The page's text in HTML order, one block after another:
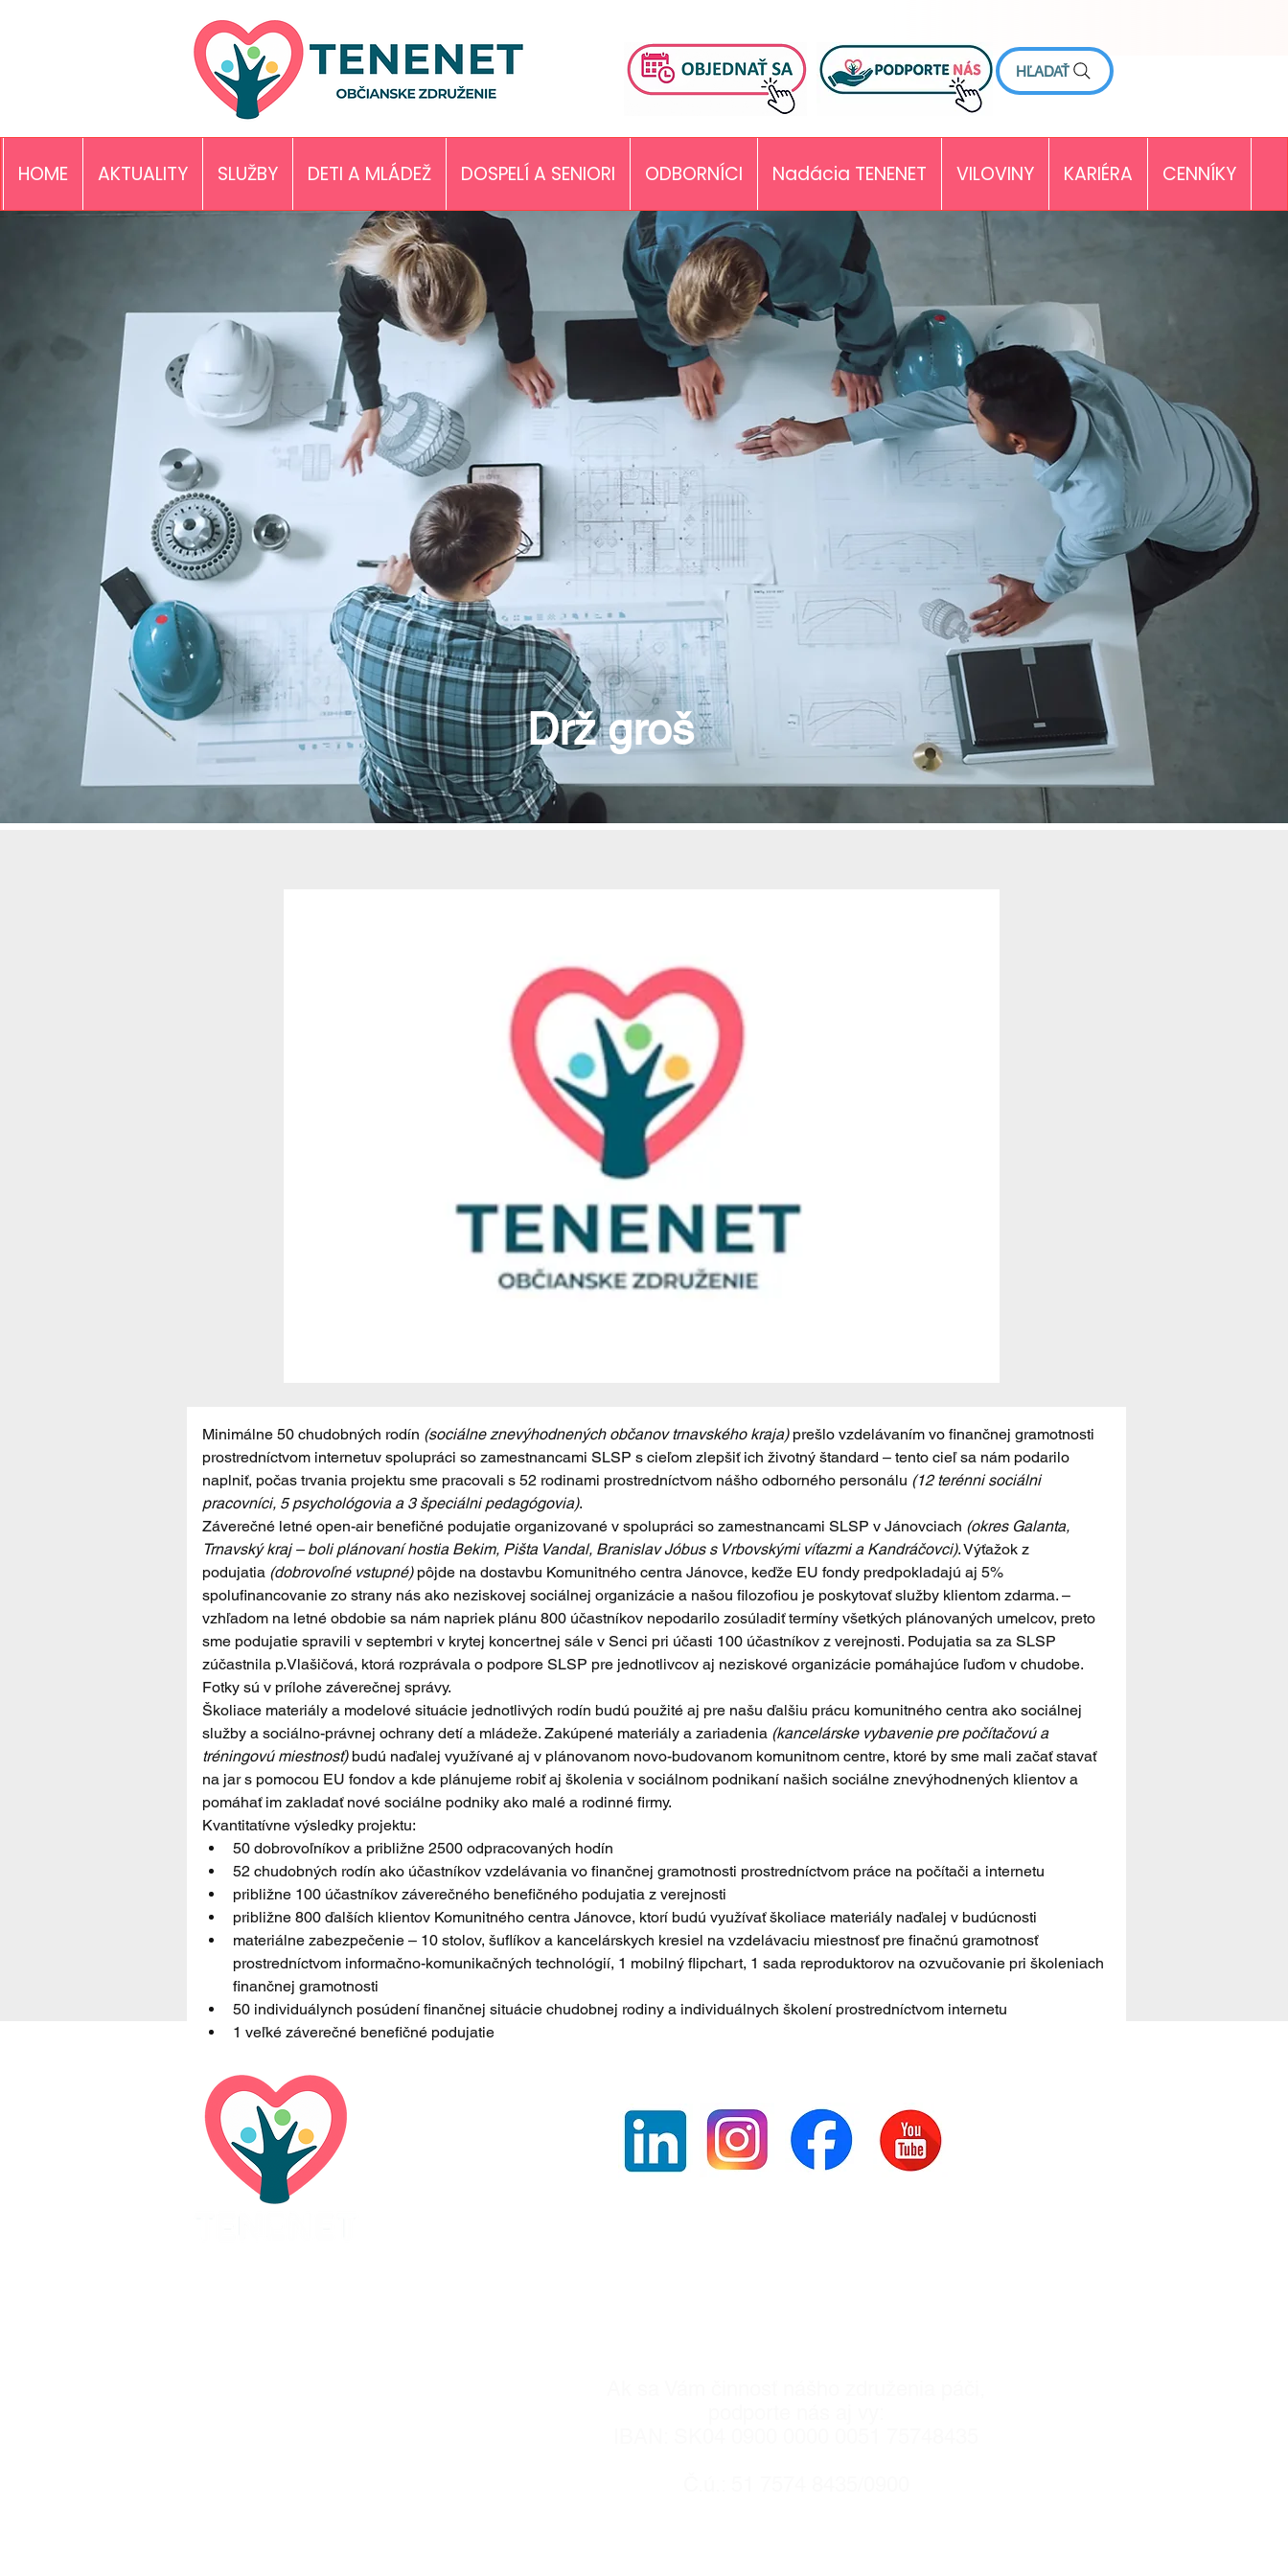
HĽADAŤ
HOME AKTUALITY SLUŽBY DETI A MLÁDEŽ DOSPELÍ A SENIORI ODBORNÍCI Nadácia TENENET VILOVINY KARIÉRA CENNÍKY
Drž groš
Minimálne 50 chudobných rodín (sociálne znevýhodnených občanov trnavského kraja) prešlo vzdelávaním vo finančnej gramotnosti
prostredníctvom internetuv spolupráci so zamestnancami SLSP s cieľom zlepšiť ich životný štandard – tento cieľ sa nám podarilo
naplniť, počas trvania projektu sme pracovali s 52 rodinami prostredníctvom nášho odborného personálu (12 terénni sociálni
pracovníci, 5 psychológovia a 3 špeciálni pedagógovia).
Záverečné letné open-air benefičné podujatie organizované v spolupráci so zamestnancami SLSP v Jánovciach (okres Galanta,
Trnavský kraj – boli plánovaní hostia Bekim, Pišta Vandal, Branislav Jóbus s Vrbovskými víťazmi a Kandráčovci). Výťažok z
podujatia (dobrovoľné vstupné) pôjde na dostavbu Komunitného centra Jánovce, keďže EU fondy predpokladajú aj 5%
spolufinancovanie zo strany nás ako neziskovej sociálnej organizácie a našou filozofiou je poskytovať služby klientom zdarma. –
vzhľadom na letné obdobie sa nám napriek plánu 800 účastníkov nepodarilo zosúladiť termíny všetkých plánovaných umelcov, preto
sme podujatie spravili v septembri v krytej koncertnej sále v Senci pri účasti 100 účastníkov z verejnosti. Podujatia sa za SLSP
zúčastnila p.Vlašičová, ktorá rozprávala o podpore SLSP pre jednotlivcov aj neziskové organizácie pomáhajúce ľuďom v chudobe.
Fotky sú v prílohe záverečnej správy.
Školiace materiály a modelové situácie jednotlivých rodín budú použité aj pre našu ďalšiu prácu komunitného centra ako sociálnej
služby a sociálno-právnej ochrany detí a mládeže. Zakúpené materiály a zariadenia (kancelárske vybavenie pre počítačovú a
tréningovú miestnosť) budú naďalej využívané aj v plánovanom novo-budovanom komunitnom centre, ktoré by sme mali začať stavať
na jar s pomocou EU fondov a kde plánujeme robiť aj školenia v sociálnom podnikaní našich sociálne znevýhodnených klientov a
pomáhať im zakladať nové sociálne podniky ako malé a rodinné firmy.
Kvantitatívne výsledky projektu:
50 dobrovoľníkov a približne 2500 odpracovaných hodín
52 chudobných rodín ako účastníkov vzdelávania vo finančnej gramotnosti prostredníctvom práce na počítači a internetu
približne 100 účastníkov záverečného benefičného podujatia z verejnosti
približne 800 ďalších klientov Komunitného centra Jánovce, ktorí budú využívať školiace materiály naďalej v budúcnosti
materiálne zabezpečenie – 10 stolov, šuflíkov a kancelárskych kresiel na vzdelávaciu miestnosť pre finačnú gramotnosť
prostredníctvom informačno-komunikačných technológií, 1 mobilný flipchart, 1 sada reproduktorov na ozvučovanie pri školeniach
finančnej gramotnosti
50 individuálynch posúdení finančnej situácie chudobnej rodiny a individuálnych školení prostredníctvom internetu
1 veľké záverečné benefičné podujatie